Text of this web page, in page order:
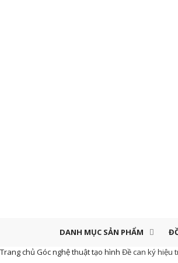
DANH MỤC SẢN PHẨM
Trang chủ Góc nghệ thuật tạo hình Đề can ký hiệu